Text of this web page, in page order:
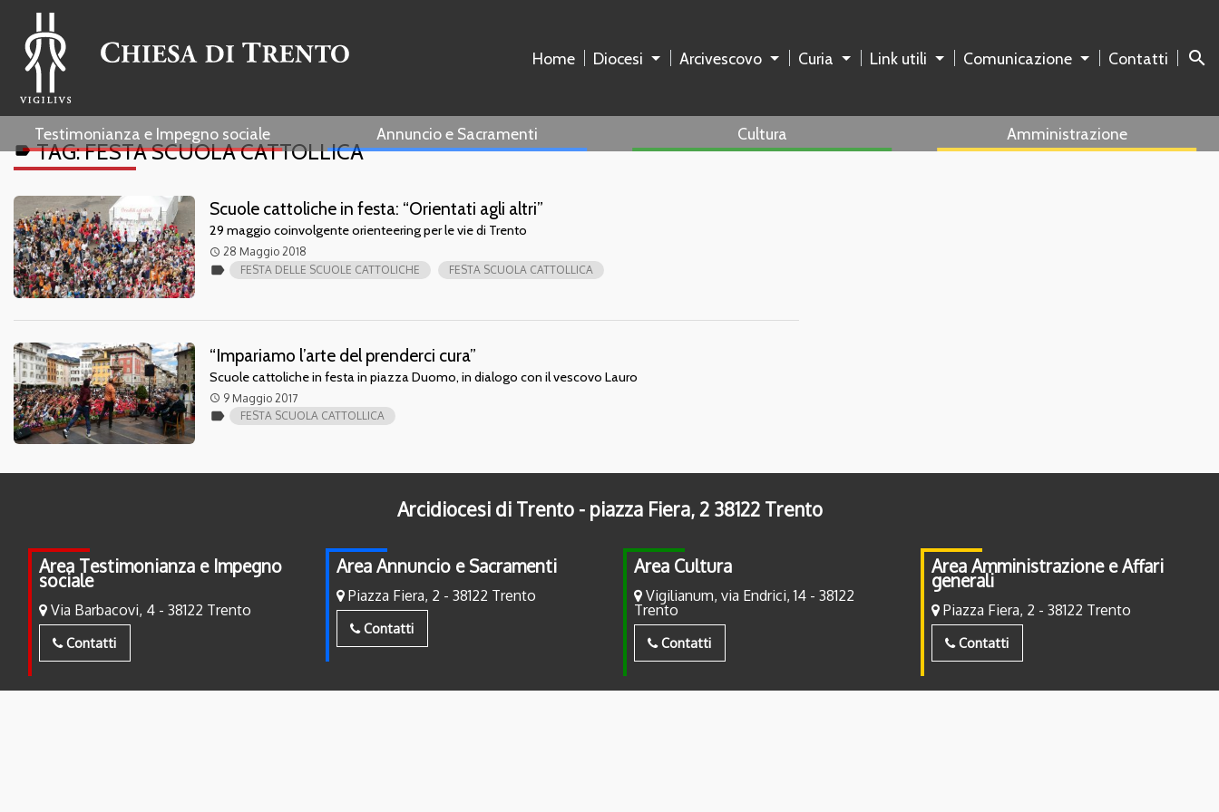
Home Diocesi Arcivescovo Curia Link utili Comunicazione Contatti search
Testimonianza e Impegno sociale Annuncio e Sacramenti Cultura Amministrazione
labelTAG:FESTA SCUOLA CATTOLLICA
Scuole cattoliche in festa: “Orientati agli altri”
29 maggio coinvolgente orienteering per le vie di Trento
access_time 28 Maggio 2018
label FESTA DELLE SCUOLE CATTOLICHE FESTA SCUOLA CATTOLLICA
“Impariamo l’arte del prenderci cura”
Scuole cattoliche in festa in piazza Duomo, in dialogo con il vescovo Lauro
access_time 9 Maggio 2017
label FESTA SCUOLA CATTOLLICA
Arcidiocesi di Trento - piazza Fiera, 2 38122 Trento
Area Testimonianza e Impegno
sociale
Via Barbacovi, 4 - 38122 Trento
Contatti
Area Annuncio e Sacramenti
Piazza Fiera, 2 - 38122 Trento
Contatti
Area Cultura
Vigilianum, via Endrici, 14 - 38122
Trento
Contatti
Area Amministrazione e Affari
generali
Piazza Fiera, 2 - 38122 Trento
Contatti